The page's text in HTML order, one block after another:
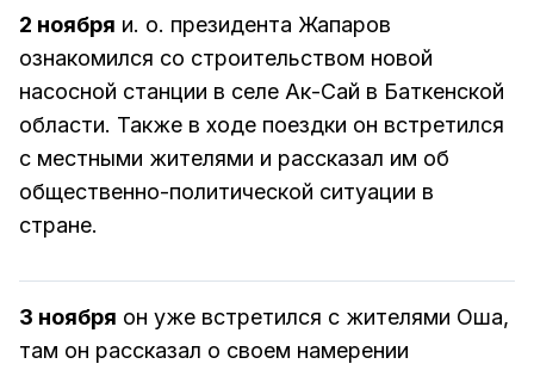
2 ноября и. о. президента Жапаров
ознакомился со строительством новой
насосной станции в селе Ак-Сай в Баткенской
области. Также в ходе поездки он встретился
с местными жителями и рассказал им об
общественно-политической ситуации в
стране.
3 ноября он уже встретился с жителями Оша,
там он рассказал о своем намерении